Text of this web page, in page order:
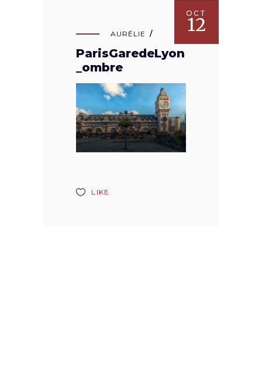
OCT
12
AURÉLIE
ParisGaredeLyon
_ombre
LIKE